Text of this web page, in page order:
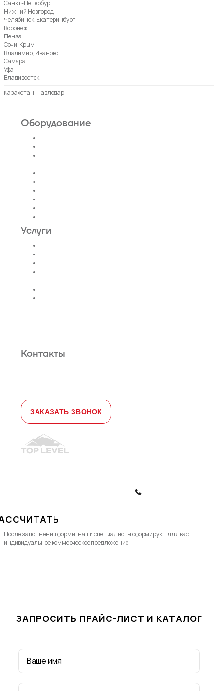
Санкт-Петербург
Нижний Новгород
Челябинск, Екатеринбург
Воронеж
Пенза
Сочи, Крым
Владимир, Иваново
Самара
Уфа
Владивосток
Казахстан, Павлодар
Оборудование
Услуги
Контакты
ЗАКАЗАТЬ ЗВОНОК
После заполнения формы, наши специалисты cформируют для вас
индивидуальное коммерческое предложение.
ЗАПРОСИТЬ ПРАЙС-ЛИСТ И КАТАЛОГ
Ваше имя